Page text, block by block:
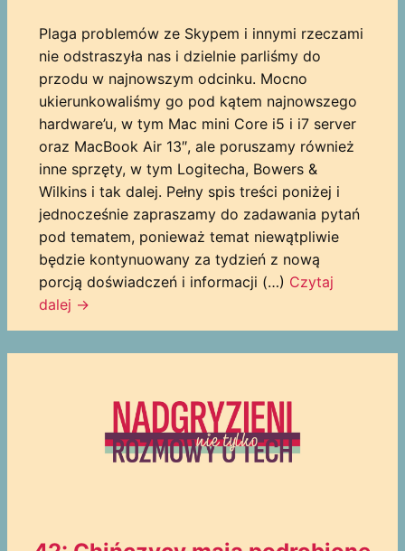
Plaga problemów ze Skypem i innymi rzeczami
nie odstraszyła nas i dzielnie parliśmy do
przodu w najnowszym odcinku. Mocno
ukierunkowaliśmy go pod kątem najnowszego
hardware’u, w tym Mac mini Core i5 i i7 server
oraz MacBook Air 13″, ale poruszamy również
inne sprzęty, w tym Logitecha, Bowers &
Wilkins i tak dalej. Pełny spis treści poniżej i
jednocześnie zapraszamy do zadawania pytań
pod tematem, ponieważ temat niewątpliwie
będzie kontynuowany za tydzień z nową
porcją doświadczeń i informacji (…) Czytaj
dalej →